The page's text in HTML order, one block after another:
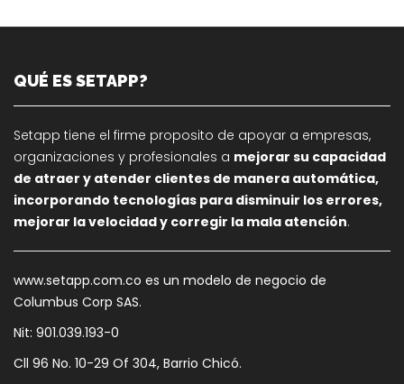
QUÉ ES SETAPP?
Setapp tiene el firme proposito de apoyar a empresas,
organizaciones y profesionales a mejorar su capacidad
de atraer y atender clientes de manera automática,
incorporando tecnologías para disminuir los errores,
mejorar la velocidad y corregir la mala atención.
www.setapp.com.co es un modelo de negocio de
Columbus Corp SAS.
Nit: 901.039.193-0
Cll 96 No. 10-29 Of 304, Barrio Chicó.